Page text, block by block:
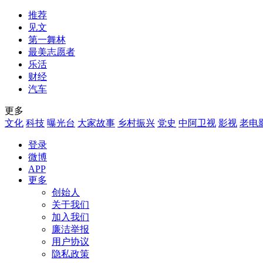
推荐
见文
第一舞林
最美志愿者
乐活
财经
汽车
更多
文化 科技 曝光台 大家故事 乡村振兴 党史 中阿卫视 影视 老电
登录
微博
APP
更多
创始人
关于我们
加入我们
廉洁举报
用户协议
隐私政策